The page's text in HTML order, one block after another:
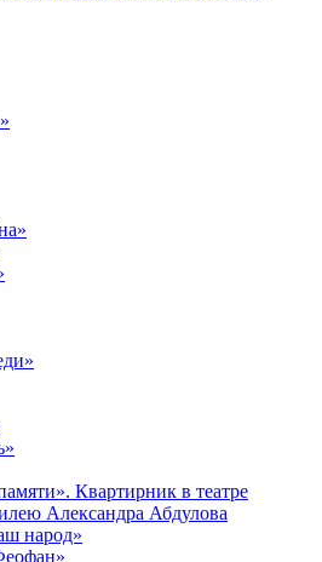
Квартирник в театре
Александра Абдулова
народ»